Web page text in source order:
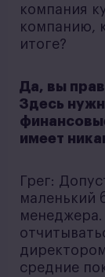
компания
компанию,
итоге?
Да, вы
Здесь
имеет
Грег:
маленький
средние